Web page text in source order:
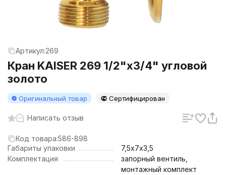
Артикул:269
Кран KAISER 269 1/2"х3/4" угловой
золото
Оригинальный товар Сертифицирован
Написать отзыв
Код товара:586-898
Габариты упаковки
7,5х7х3,5
Комплектация
запорный вентиль,
монтажный комплект